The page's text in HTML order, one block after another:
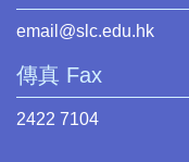
email@slc.edu.hk
傳真 Fax
2422 7104